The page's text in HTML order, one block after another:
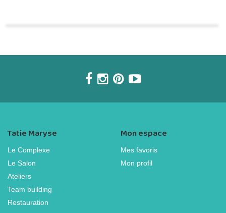
Tatie Maryse
Le Complexe
Le Salon
Ateliers
Team building
Restauration
Mon espace
Mes favoris
Mon profil